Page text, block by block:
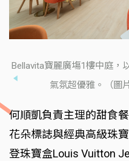
Bellavita寶麗廣塲1樓中庭，
氣氛超優雅。（圖
何順凱負責主理的甜食
花朵標誌與經典高級珠
登珠寶盒Louis Vuitton